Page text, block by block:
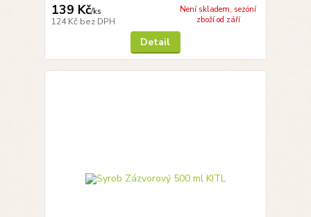
139 Kč/ks
124 Kč bez DPH
Není skladem, sezóní
zboží od září
Detail